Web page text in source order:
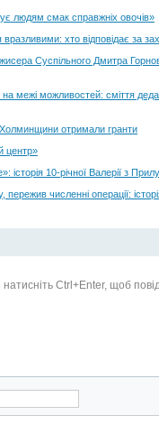
людям смак справжніх овочів»
хто відповідає за
Суспільного Дмитра
межі можливостей: сміття
отримали гранти
центр»
історія 10-річної Валерії з
пережив численні операції:
натисніть Ctrl+Enter, щоб